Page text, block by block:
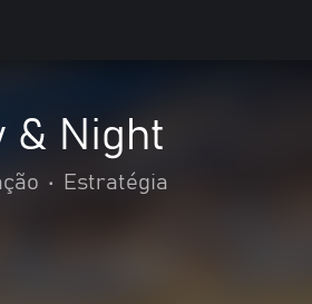
& Night
• Estratégia